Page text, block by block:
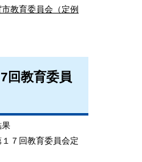
教育委員会（定例
回教育委員
果
７回教育委員会定